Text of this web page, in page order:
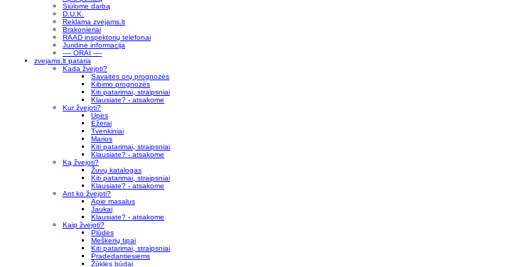
Siūlome darbą
D.U.K.
Reklama zvejams.lt
Brakonieriai
RAAD inspektorių telefonai
Juridinė informacija
---- ORAI ----
zvejams.lt pataria
Kada žvejoti?
Savaitės orų prognozės
Kibimo prognozės
Kiti patarimai, straipsniai
Klausiate? - atsakome
Kur žvejoti?
Upės
Ežerai
Tvenkiniai
Marios
Kiti patarimai, straipsniai
Klausiate? - atsakome
Ką žvejoti?
Žuvų katalogas
Kiti patarimai, straipsniai
Klausiate? - atsakome
Ant ko žvejoti?
Apie masalus
Jaukai
Klausiate? - atsakome
Kaip žvejoti?
Plūdės
Meškerių tipai
Kiti patarimai, straipsniai
Pradedantiesiems
Žūklės būdai